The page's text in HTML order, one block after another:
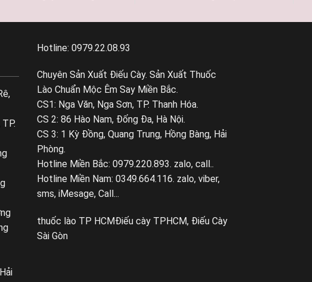
Hotline: 0979.22.08.93
Chuyên Sản Xuất Điếu Cày. Sản Xuất Thuốc
Lào Chuẩn Mộc Êm Say Miền Bắc.
CS1: Nga Văn, Nga Sơn, TP. Thanh Hóa.
CS 2: 86 Hào Nam, Đống Đa, Hà Nội.
CS 3: 1 Kỳ Đồng, Quang Trung, Hồng Bàng, Hải
Phòng.
Hotline Miền Bắc: 0979.220.893. zalo, call..
Hotline Miền Nam: 0349.664.116. zalo, viber,
sms, iMesage, Call...
thuốc lào TP HCMĐiếu cày TPHCM, Điếu Cày
Sài Gòn